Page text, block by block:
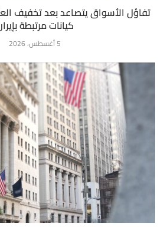
تفاؤل الأسواق يتصاعد بعد تخفيف
كيانات مرتبطة
5 أغسطس، 2026